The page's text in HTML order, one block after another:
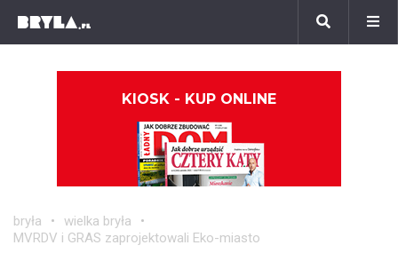
KIOSK - KUP ONLINE
bryła
wielka bryła
MVRDV i GRAS zaprojektowali Eko-miasto